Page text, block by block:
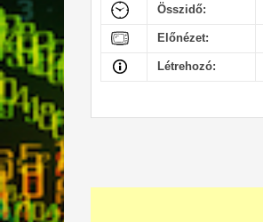
Összidő:
Előnézet:
Létrehozó: